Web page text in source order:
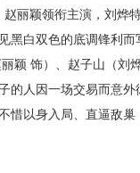
赵丽颖领衔主演，刘烨
黑白双色的底调锋利
颖 饰）、赵子山（刘
的人因一场交易而意
惜以身入局、直逼敌